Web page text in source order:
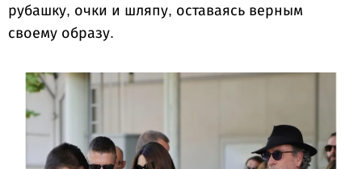
рубашку, очки и шляпу, оставаясь верным
своему образу.